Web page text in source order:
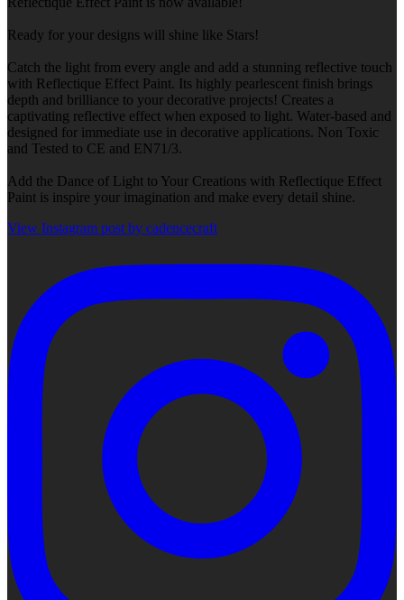
Ready for your designs will shine like Stars!
Catch the light from every angle and add a stunning reflective touch
with Reflectique Effect Paint. Its highly pearlescent finish brings
depth and brilliance to your decorative projects! Creates a
captivating reflective effect when exposed to light. Water-based and
designed for immediate use in decorative applications. Non Toxic
and Tested to CE and EN71/3.
Add the Dance of Light to Your Creations with Reflectique Effect
Paint is inspire your imagination and make every detail shine.
View Instagram post by cadencecraft